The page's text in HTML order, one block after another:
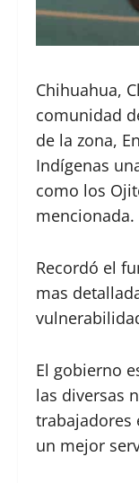
Chihuahua,
comunidad
de la zona,
Indígenas
como los
mencionada.
Recordó el
mas
El gobierno
las diversas
trabajadores
un mejor